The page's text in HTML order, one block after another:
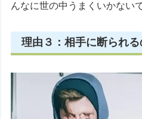
んなに世の中うまくいかない
理由３：相手に断られ